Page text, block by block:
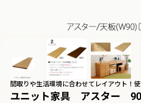
/寝室/シェー
インク
レザーテックス カウチソフ
ァ マウルス2 プライム
PLT【在庫色/特注色】オッ
トマン分離型自由レイアウ
ト 幅218cm リラックスフ
ォーム ラグジュアリー 関家
具
¥ 139,800 税込
間取りや生活環境に合わせてレイアウト！
ユニット家具 アスター 90